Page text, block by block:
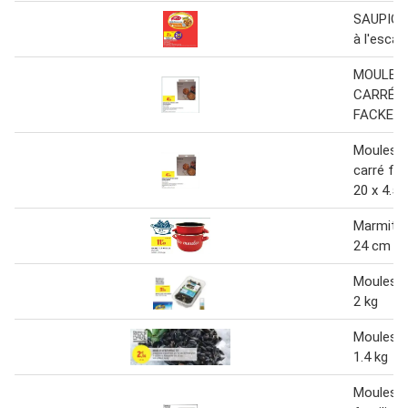
à
MOULES
CARRÉ
Moules
carré
20 x 4.5
Marmite
24 cm
Moules
2 kg
Moules
1.4 kg
Moules